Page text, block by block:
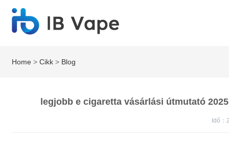
Home >Cikk > Blog
legjobb e cigaretta vásárlási útmutató
Idő